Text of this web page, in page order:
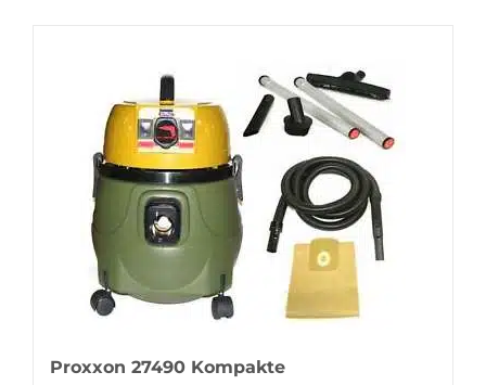
Proxxon 27490 Kompakte